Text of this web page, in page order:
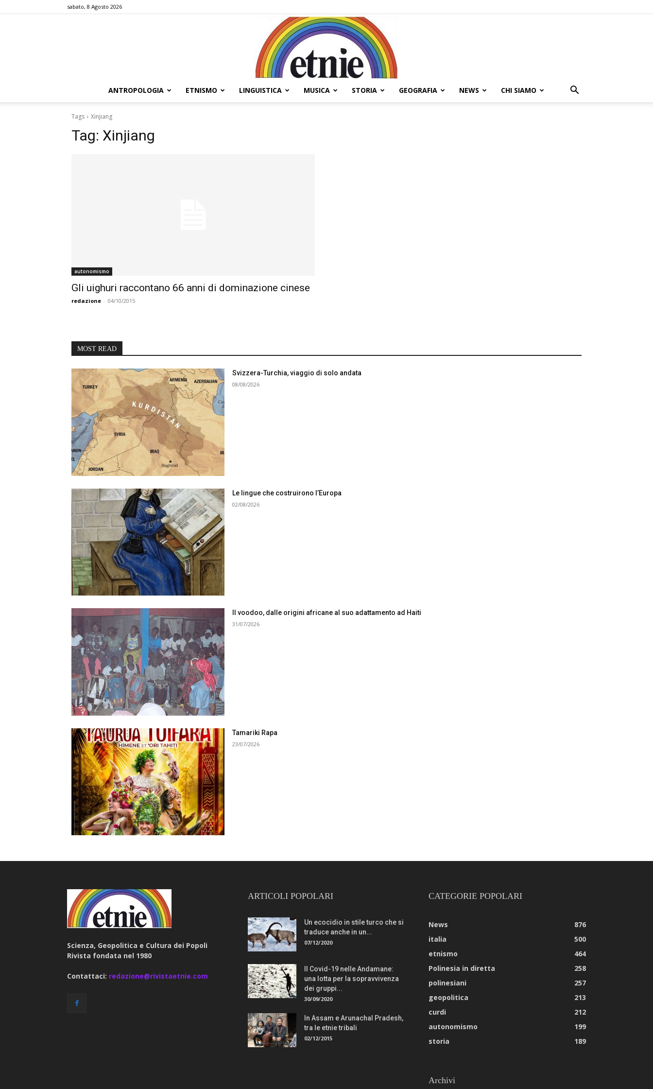
sabato, 8 Agosto 2026
ANTROPOLOGIA ETNISMO LINGUISTICA MUSICA STORIA GEOGRAFIA NEWS CHI SIAMO
Tags Xinjiang
Tag: Xinjiang
autonomismo
Gli uighuri raccontano 66 anni di dominazione cinese
redazione - 04/10/2015
MOST READ
Svizzera-Turchia, viaggio di solo andata
08/08/2026
Le lingue che costruirono l’Europa
02/08/2026
Il voodoo, dalle origini africane al suo adattamento ad Haiti
31/07/2026
Tamariki Rapa
23/07/2026
Scienza, Geopolitica e Cultura dei Popoli
Rivista fondata nel 1980
Contattaci: redazione@rivistaetnie.com
ARTICOLI POPOLARI
Un ecocidio in stile turco che si
traduce anche in un...
07/12/2020
Il Covid-19 nelle Andamane:
una lotta per la sopravvivenza
dei gruppi...
30/09/2020
In Assam e Arunachal Pradesh,
tra le etnie tribali
02/12/2015
CATEGORIE POPOLARI
News
876
italia
500
etnismo
464
Polinesia in diretta
258
polinesiani
257
geopolitica
213
curdi
212
autonomismo
199
storia
189
Archivi